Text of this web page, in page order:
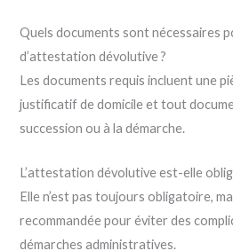
Quels documents sont nécessaires
d’attestation dévolutive ?
Les documents requis incluent une
justificatif de domicile et tout
succession ou à la démarche.
L’attestation dévolutive est-elle
Elle n’est pas toujours obligatoire,
recommandée pour éviter des
démarches administratives.